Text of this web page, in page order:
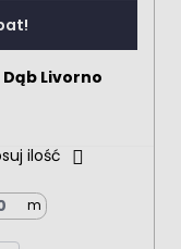
Livorno
ilość